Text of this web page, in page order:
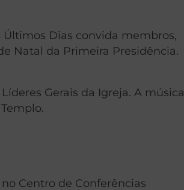
Últimos Dias convida membros,
Natal da Primeira Presidência.
Gerais da Igreja. A música
Centro de Conferências